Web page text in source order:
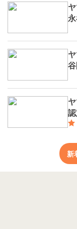
ヤマザ
ヤマザ
ヤマザ
認定 萌木の村 ㈱ (
MOEGI) コ
新